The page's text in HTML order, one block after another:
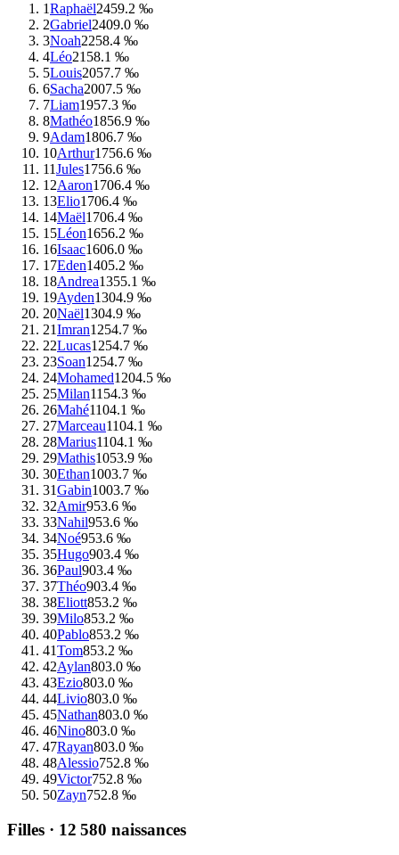
1Raphaël2459.2 ‰
2Gabriel2409.0 ‰
3Noah2258.4 ‰
4Léo2158.1 ‰
5Louis2057.7 ‰
6Sacha2007.5 ‰
7Liam1957.3 ‰
8Mathéo1856.9 ‰
9Adam1806.7 ‰
10Arthur1756.6 ‰
11Jules1756.6 ‰
12Aaron1706.4 ‰
13Elio1706.4 ‰
14Maël1706.4 ‰
15Léon1656.2 ‰
16Isaac1606.0 ‰
17Eden1405.2 ‰
18Andrea1355.1 ‰
19Ayden1304.9 ‰
20Naël1304.9 ‰
21Imran1254.7 ‰
22Lucas1254.7 ‰
23Soan1254.7 ‰
24Mohamed1204.5 ‰
25Milan1154.3 ‰
26Mahé1104.1 ‰
27Marceau1104.1 ‰
28Marius1104.1 ‰
29Mathis1053.9 ‰
30Ethan1003.7 ‰
31Gabin1003.7 ‰
32Amir953.6 ‰
33Nahil953.6 ‰
34Noé953.6 ‰
35Hugo903.4 ‰
36Paul903.4 ‰
37Théo903.4 ‰
38Eliott853.2 ‰
39Milo853.2 ‰
40Pablo853.2 ‰
41Tom853.2 ‰
42Aylan803.0 ‰
43Ezio803.0 ‰
44Livio803.0 ‰
45Nathan803.0 ‰
46Nino803.0 ‰
47Rayan803.0 ‰
48Alessio752.8 ‰
49Victor752.8 ‰
50Zayn752.8 ‰
Filles · 12 580 naissances